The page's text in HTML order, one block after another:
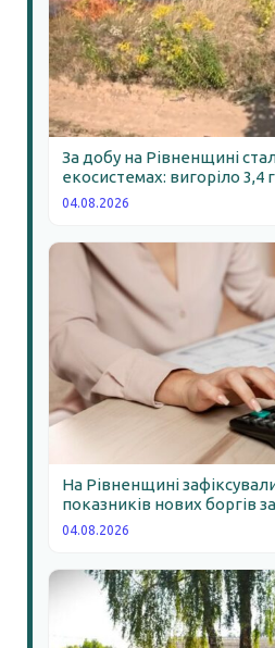
За добу на Рівненщині
екосистемах: вигоріло 3,4
04.08.2026
На Рівненщині
показників нових боргів
04.08.2026